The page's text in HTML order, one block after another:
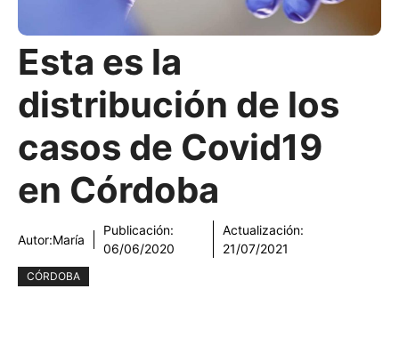
Esta es la
distribución de los
casos de Covid19
en Córdoba
Autor:María
Publicación:
06/06/2020
Actualización:
21/07/2021
CÓRDOBA